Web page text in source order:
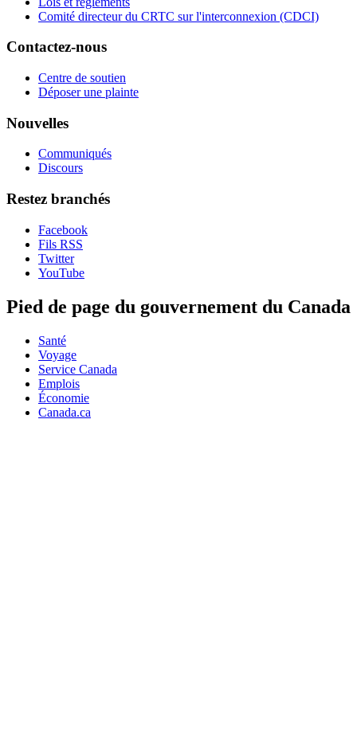
Comité directeur du CRTC sur l'interconnexion (CDCI)
Contactez-nous
Centre de soutien
Déposer une plainte
Nouvelles
Communiqués
Discours
Restez branchés
Facebook
Fils RSS
Twitter
YouTube
Pied de page du gouvernement du Canada
Santé
Voyage
Service Canada
Emplois
Économie
Canada.ca